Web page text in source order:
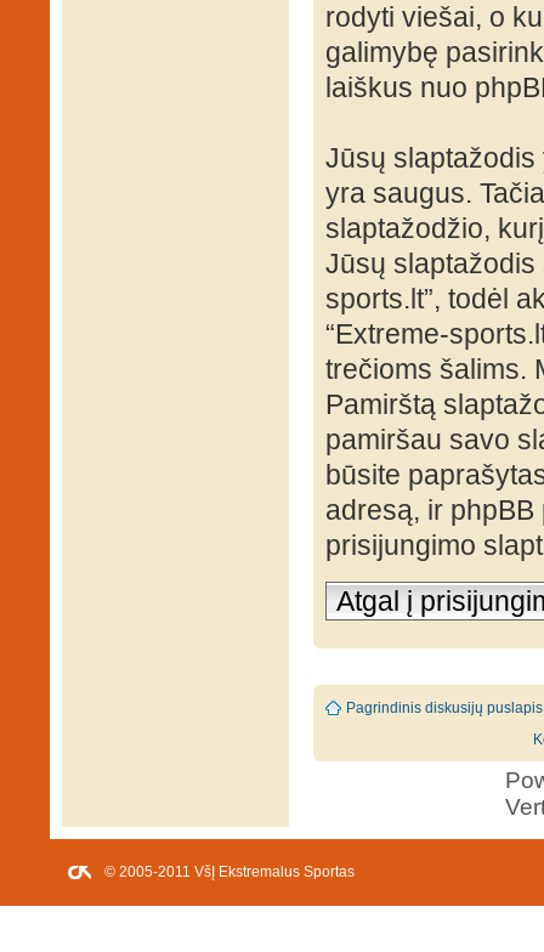
rodyti viešai, o
galimybę
laiškus nuo
Jūsų
yra saugus.
slaptažodžio,
Jūsų slaptažodis
sports.lt”, todėl
“Extreme-
trečioms šalims.
Pamirštą
pamiršau savo
būsite
adresą, ir
prisijungimo
Atgal į
Pagrindinis diskusijų puslapis
© 2005-2011 VšĮ Ekstremalus Sportas